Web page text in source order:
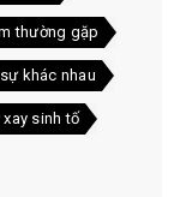
thường gặp
sự khác nhau
sinh tố